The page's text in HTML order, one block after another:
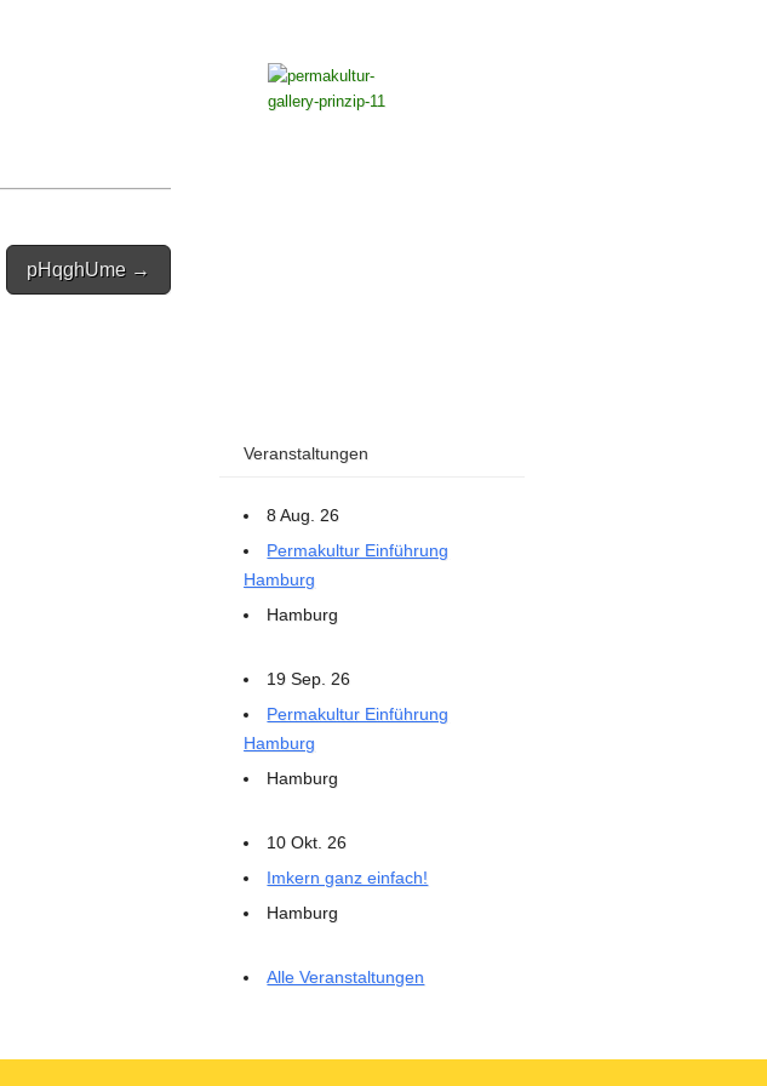
pHqghUme →
Veranstaltungen
8 Aug. 26
Permakultur Einführung
Hamburg
Hamburg
19 Sep. 26
Permakultur Einführung
Hamburg
Hamburg
10 Okt. 26
Imkern ganz einfach!
Hamburg
Alle Veranstaltungen